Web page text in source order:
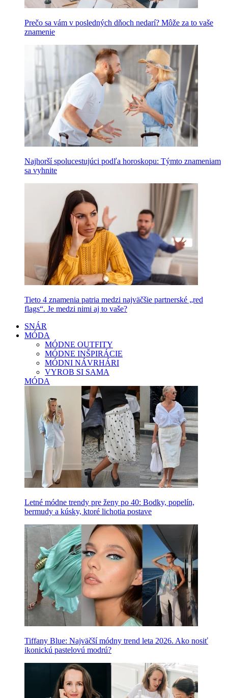
Prečo sa vám v posledných dňoch nedarí? Môže za to vaše
znamenie
Najhorší spolucestujúci podľa horoskopu: Týmto znameniam
sa vyhnite
Tieto 4 znamenia patria medzi najväčšie partnerské „red
flags“. Je medzi nimi aj to vaše?
SNÁR
MÓDA
MÓDNE OUTFITY
MÓDNE INŠPIRÁCIE
MÓDNI NÁVRHÁRI
VYROB SI SAMA
MÓDA
Letné módne trendy pre ženy po 40: Bodky, popelín,
bermudy a kúsky, ktoré lichotia postave
Tiffany Blue: Najväčší módny trend leta 2026. Ako nosiť
ikonickú pastelovú modrú?